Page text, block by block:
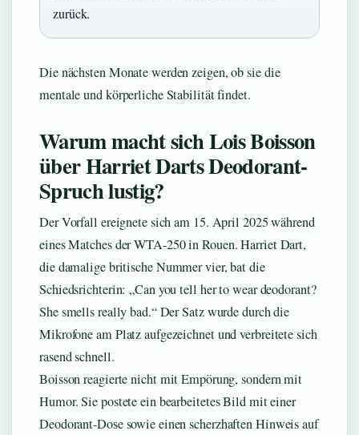
zurück.
Die nächsten Monate werden zeigen, ob sie die
mentale und körperliche Stabilität findet.
Warum macht sich Lois Boisson
über Harriet Darts Deodorant-
Spruch lustig?
Der Vorfall ereignete sich am 15. April 2025 während
eines Matches der WTA-250 in Rouen. Harriet Dart,
die damalige britische Nummer vier, bat die
Schiedsrichterin: „Can you tell her to wear deodorant?
She smells really bad.“ Der Satz wurde durch die
Mikrofone am Platz aufgezeichnet und verbreitete sich
rasend schnell.
Boisson reagierte nicht mit Empörung, sondern mit
Humor. Sie postete ein bearbeitetes Bild mit einer
Deodorant-Dose sowie einen scherzhaften Hinweis auf